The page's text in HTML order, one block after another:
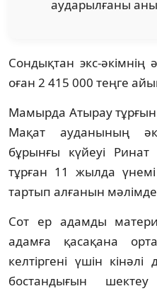
аударылғаны
Сондықтан экс-әкімнің
оған 2 415 000 теңге
Мамырда Атырау
Мақат ауданының
бұрынғы күйеуі
тұрған 11 жылда
тартып алғанын
Сот ер адамды
адамға қасақана
келтіргені үшін
бостандығын